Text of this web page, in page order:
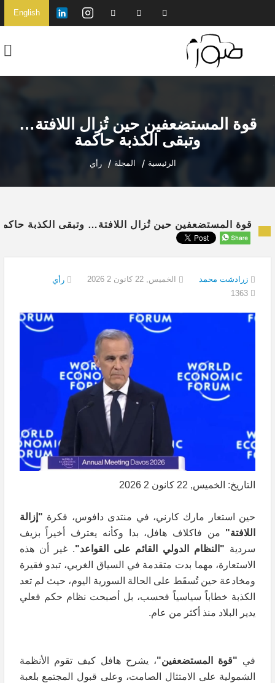
English
قوة المستضعفين حين تُزال اللافتة…
وتبقى الكذبة حاكمة
الرئيسية المجلة رأي
قوة المستضعفين حين تُزال اللافتة… وتبقى الكذبة
زرادشت محمد الخميس, 22 كانون 2 2026
رأي
التاريخ: الخميس, 22 كانون 2 2026
حين استعار مارك كارني، في منتدى دافوس، فكرة "إزالة
اللافتة" من فاكلاف هافل، بدا وكأنه يعترف أخيراً بزيف
سردية "النظام الدولي القائم على القواعد". غير أن هذه
الاستعارة، مهما بدت متقدمة في السياق الغربي، تبدو فقيرة
ومخادعة حين تُسقَط على الحالة السورية اليوم، حيث لم تعد
الكذبة خطاباً سياسياً فحسب، بل أصبحت نظام حكم فعلي
يدير البلاد منذ أكثر من عام.
في "قوة المستضعفين"، يشرح هافل كيف تقوم الأنظمة
الشمولية على الامتثال الصامت، وعلى قبول المجتمع بلعبة